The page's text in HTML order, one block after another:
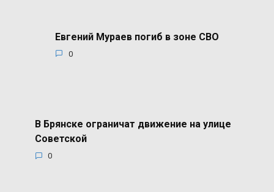
Евгений Мураев погиб в зоне СВО
0
В Брянске ограничат движение на улице
Советской
0